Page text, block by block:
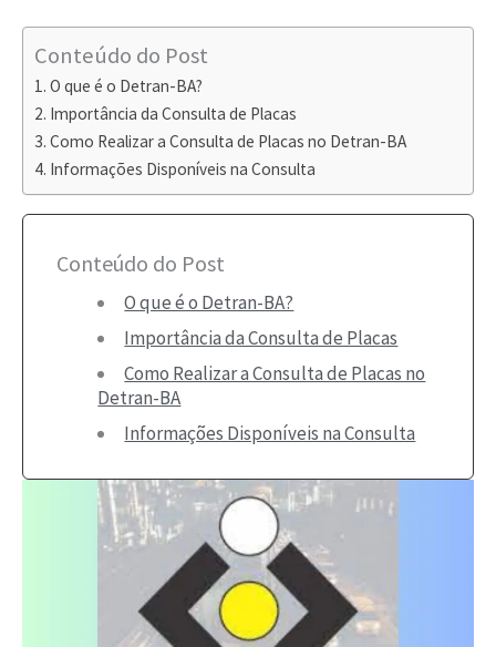
Conteúdo do Post
O que é o Detran-BA?
Importância da Consulta de Placas
Como Realizar a Consulta de Placas no Detran-BA
Informações Disponíveis na Consulta
Conteúdo do Post
O que é o Detran-BA?
Importância da Consulta de Placas
Como Realizar a Consulta de Placas no
Detran-BA
Informações Disponíveis na Consulta